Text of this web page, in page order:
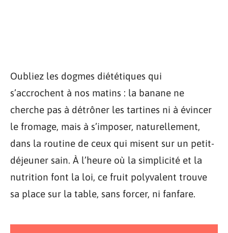
Oubliez les dogmes diététiques qui
s’accrochent à nos matins : la banane ne
cherche pas à détrôner les tartines ni à évincer
le fromage, mais à s’imposer, naturellement,
dans la routine de ceux qui misent sur un petit-
déjeuner sain. À l’heure où la simplicité et la
nutrition font la loi, ce fruit polyvalent trouve
sa place sur la table, sans forcer, ni fanfare.